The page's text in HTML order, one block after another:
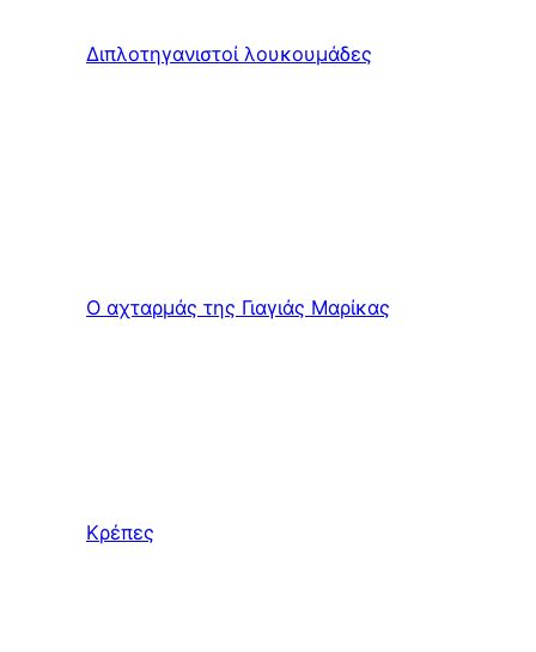
Διπλοτηγανιστοί λουκουμάδες
Ο αχταρμάς της Γιαγιάς Μαρίκας
Κρέπες